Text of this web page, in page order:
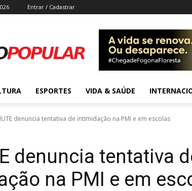
Entrar / Cadastrar
ESPORTES VIDA & SAÚDE
denuncia tentativa de intimidação na PMI e em escolas
denuncia tentativa
na PMI e em